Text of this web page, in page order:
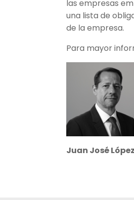
las empresas
una lista de
de la empresa.
Para mayor
Juan José